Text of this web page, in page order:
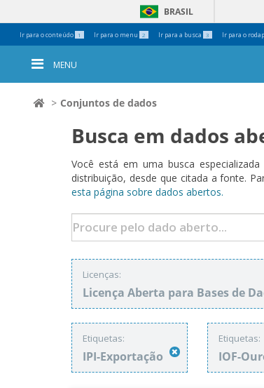
Ir para o conteúdo 1 Ir para o menu 2 Ir para a busca 3 Ir para o
BRASIL
Pessoais
MENU
Conjuntos de dados
Busca em dados
Você está em uma busca
distribuição, desde que citada a fonte.
esta página sobre dados abertos.
Licenças:
Licença Aberta para Bases de
Etiquetas:
IPI-Exportação
Etiquetas:
IOF-